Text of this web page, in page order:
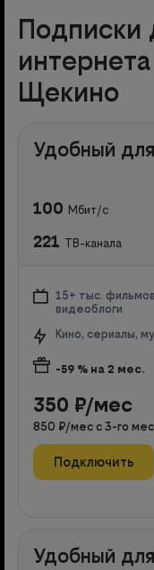
Подписки
Щекино
Удобный
100 Мбит/с
221 ТВ-канала
15+ тыс.
видеоблоги
Кино, сериалы,
-59 % на 2 мес.
350 ₽/мес
850 ₽/мес с 3-го
Подключить
Удобный